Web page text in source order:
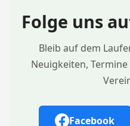
Folge uns
Bleib auf dem
Neuigkeiten,
Facebook